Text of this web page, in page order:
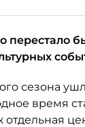
перестало
сезона
время